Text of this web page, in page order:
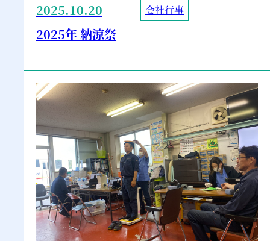
2025.10.20 会社行事
2025年 納涼祭